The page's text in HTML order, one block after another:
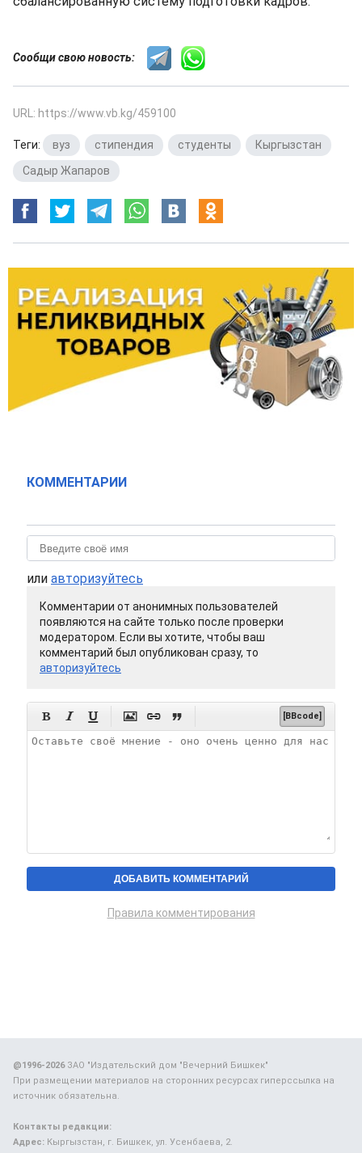
Сообщи свою новость:
URL: https://www.vb.kg/459100
Теги: вуз стипендия студенты Кыргызстан
Садыр Жапаров
КОММЕНТАРИИ
или авторизуйтесь
Комментарии от анонимных пользователей
появляются на сайте только после проверки
модератором. Если вы хотите, чтобы ваш
комментарий был опубликован сразу, то
авторизуйтесь
      [BBcode]
Правила комментирования
@1996-2026ЗАО "Издательский дом "Вечерний Бишкек"
При размещении материалов на сторонних ресурсах гиперссылка на
источник обязательна.
Контакты редакции:
Адрес: Кыргызстан, г. Бишкек, ул. Усенбаева, 2.